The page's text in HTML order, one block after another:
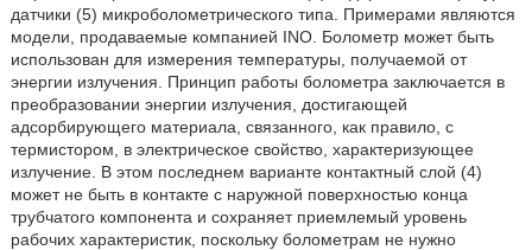
датчики (5) микроболометрического типа. Примерами являются
модели, продаваемые компанией INO. Болометр может быть
использован для измерения температуры, получаемой от
энергии излучения. Принцип работы болометра заключается в
преобразовании энергии излучения, достигающей
адсорбирующего материала, связанного, как правило, с
термистором, в электрическое свойство, характеризующее
излучение. В этом последнем варианте контактный слой (4)
может не быть в контакте с наружной поверхностью конца
трубчатого компонента и сохраняет приемлемый уровень
рабочих характеристик, поскольку болометрам не нужно